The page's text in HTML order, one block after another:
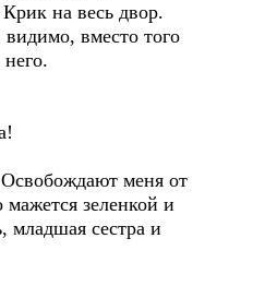
на весь двор.
вместо того
меня от
зеленкой и
сестра и